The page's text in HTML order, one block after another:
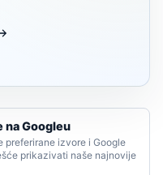
na Googleu
preferirane izvore i Google
prikazivati naše najnovije